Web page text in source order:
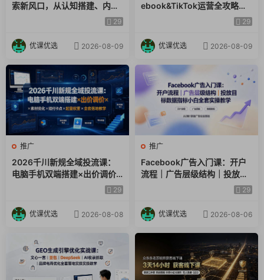
索新风口，从认知搭建、内容
布局到AI推荐成交全链路落地
29
优课优选 2026-08-09
ebook&TikTok运营全攻略，
从账号搭建到成交转化一站式
29
优课优选 2026-08-09
推广
2026千川新规全域投流课：
电脑手机双端搭建×出价调价×
素材优化×赔付卡点×起量权重
29
优课优选 2026-08-08
推广
Facebook广告入门课：开户
流程｜广告层级结构｜投放目
标数据指标小白全套实操教学
29
优课优选 2026-08-06